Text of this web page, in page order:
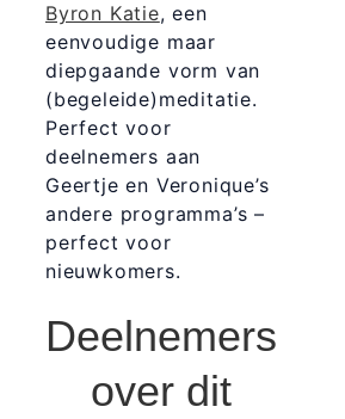
Byron Katie, een
eenvoudige maar
diepgaande vorm van
(begeleide)meditatie.
Perfect voor
deelnemers aan
Geertje en Veronique’s
andere programma’s –
perfect voor
nieuwkomers.
Deelnemers
over dit